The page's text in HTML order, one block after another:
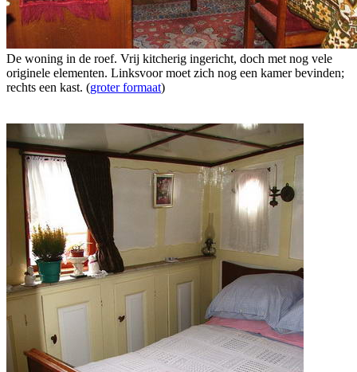
De woning in de roef. Vrij kitcherig ingericht, doch met nog vele
originele elementen. Linksvoor moet zich nog een kamer bevinden;
rechts een kast. (groter formaat)